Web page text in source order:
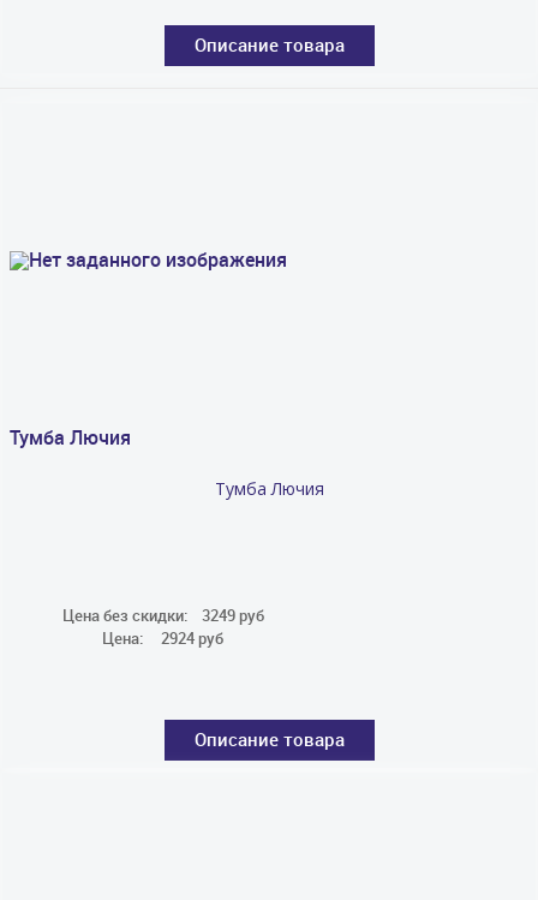
Описание товара
Тумба Лючия
Тумба Лючия
Цена без скидки:
3249 руб
Цена:
2924 руб
Описание товара